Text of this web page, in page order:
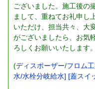
ございました。施工後の
まして、重ねてお礼申し
いただけ、担当共々、大
がございましたら、お気
ろしくお願いいたします。
(ディスポーザー/フロム
水/水栓分岐給水] [蓋スイ